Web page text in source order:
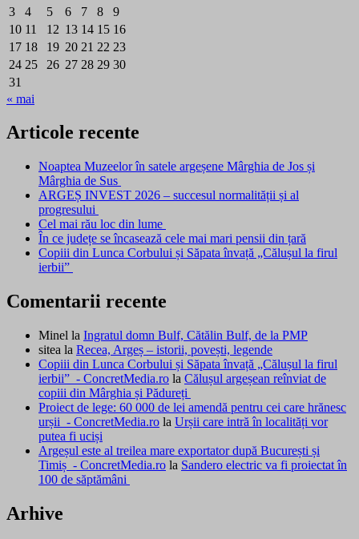
3
4 5 6 7 8
9
10 11 12 13 14 15 16
17 18 19 20 21 22 23
24 25 26 27 28 29 30
31
« mai
Articole recente
Noaptea Muzeelor în satele argeșene Mârghia de Jos și
Mârghia de Sus
ARGEȘ INVEST 2026 – succesul normalității și al
progresului
Cel mai rău loc din lume
În ce județe se încasează cele mai mari pensii din țară
Copiii din Lunca Corbului și Săpata învață „Călușul la firul
ierbii”
Comentarii recente
Minel la Ingratul domn Bulf, Cătălin Bulf, de la PMP
sitea la Recea, Argeș – istorii, povești, legende
Copiii din Lunca Corbului și Săpata învață „Călușul la firul
ierbii” - ConcretMedia.ro la Călușul argeșean reînviat de
copiii din Mârghia și Pădureți
Proiect de lege: 60 000 de lei amendă pentru cei care hrănesc
urșii - ConcretMedia.ro la Urșii care intră în localități vor
putea fi uciși
Argeșul este al treilea mare exportator după București și
Timiș - ConcretMedia.ro la Sandero electric va fi proiectat în
100 de săptămâni
Arhive